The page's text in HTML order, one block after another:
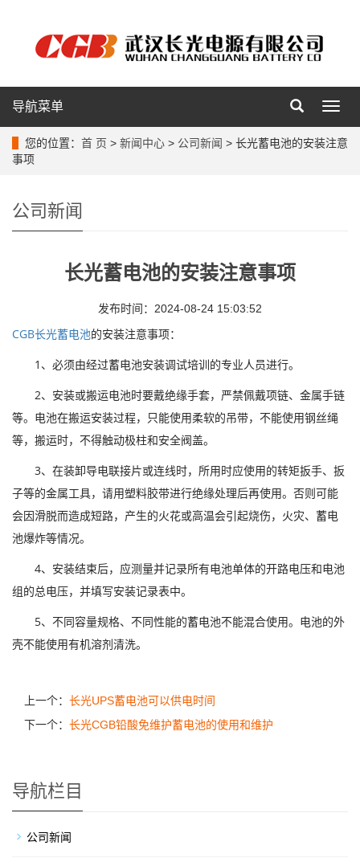
导
菜
导航菜单
您的位置： 首 页 > 新闻中心 > 公司新闻 > 长光蓄电池的安装注意
事项
公司新闻
长光蓄电池的安装注意事项
发布时间：2024-08-24 15:03:52
CGB长光蓄电池的安装注意事项：
1、必须由经过蓄电池安装调试培训的专业人员进行。
2、安装或搬运电池时要戴绝缘手套，严禁佩戴项链、金属手链
等。电池在搬运安装过程，只能使用柔软的吊带，不能使用钢丝绳
等，搬运时，不得触动极柱和安全阀盖。
3、在装卸导电联接片或连线时，所用时应使用的转矩扳手、扳
子等的金属工具，请用塑料胶带进行绝缘处理后再使用。否则可能
会因滑脱而造成短路，产生的火花或高温会引起烧伤，火灾、蓄电
池爆炸等情况。
4、安装结束后，应测量并记录所有电池单体的开路电压和电池
组的总电压，并填写安装记录表中。
5、不同容量规格、不同性能的蓄电池不能混合使用。电池的外
壳不能使用有机溶剂清洗。
上一个： 长光UPS蓄电池可以供电时间
下一个： 长光CGB铅酸免维护蓄电池的使用和维护
导航栏目
公司新闻